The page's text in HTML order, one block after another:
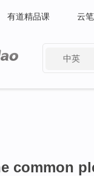
有道精品课 云
中英
common